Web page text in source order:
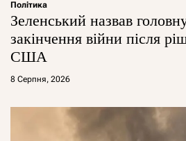
Політика
Зеленський назвав
закінчення війни після
США
8 Серпня, 2026